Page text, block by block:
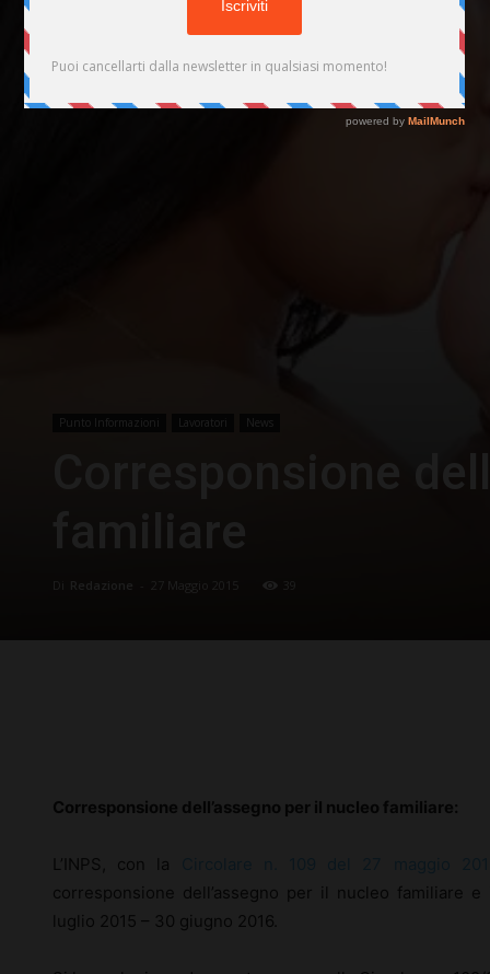
Punto Informazioni Lavoratori News
27 Maggio 2015
Corresponsione dell’assegno per il nucleo familiare:
L’INPS, con la
corresponsione dell’assegno per il nucleo familiare
luglio 2015 – 30 giugno 2016.